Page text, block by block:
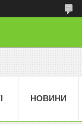
НОВИНИ